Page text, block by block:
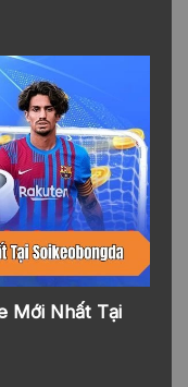
Mới Nhất Tại